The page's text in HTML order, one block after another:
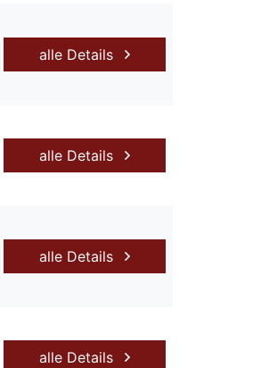
alle Details
alle Details
alle Details
alle Details